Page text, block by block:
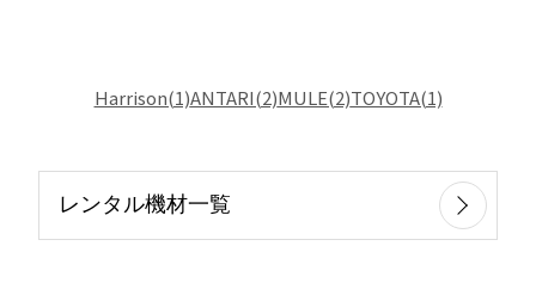
Harrison(1)ANTARI(2)MULE(2)TOYOTA(1)
レンタル機材一覧